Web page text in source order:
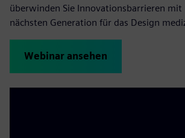
überwinden Sie Innovationsbarrieren mit
nächsten Generation für das Design
Webinar ansehen